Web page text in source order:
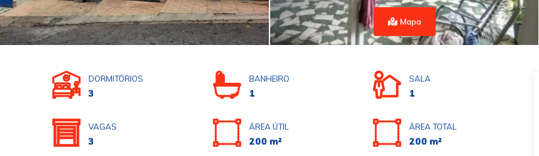
Mapa
DORMITÓRIOS
3
BANHEIRO
1
SALA
1
VAGAS
3
ÁREA ÚTIL
200 m²
ÁREA TOTAL
200 m²